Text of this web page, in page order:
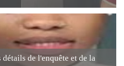
de l'enquête et de la